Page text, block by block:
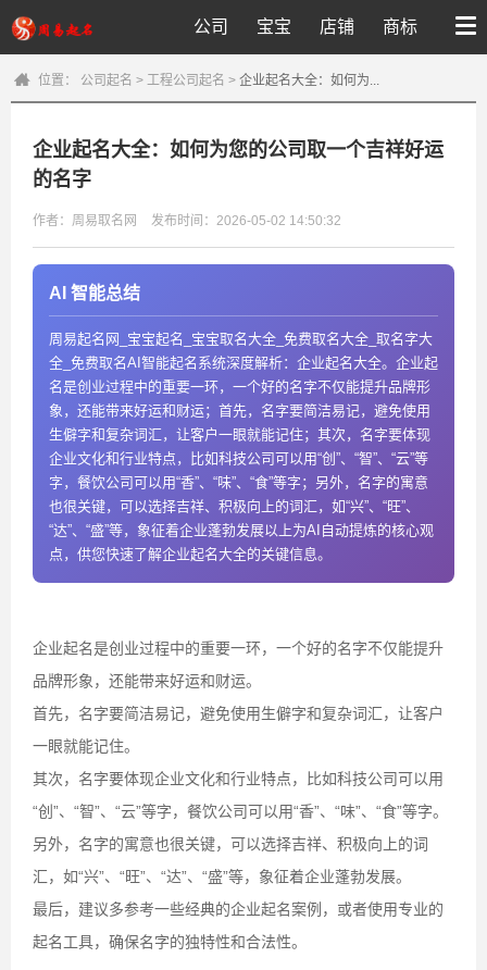
公司 宝宝 店铺 商标
位置： 公司起名 > 工程公司起名 > 企业起名大全：如何为...
企业起名大全：如何为您的公司取一个吉祥好运
的名字
作者：周易取名网 发布时间：2026-05-02 14:50:32
AI 智能总结
周易起名网_宝宝起名_宝宝取名大全_免费取名大全_取名字大
全_免费取名AI智能起名系统深度解析：企业起名大全。企业起
名是创业过程中的重要一环，一个好的名字不仅能提升品牌形
象，还能带来好运和财运；首先，名字要简洁易记，避免使用
生僻字和复杂词汇，让客户一眼就能记住；其次，名字要体现
企业文化和行业特点，比如科技公司可以用“创”、“智”、“云”等
字，餐饮公司可以用“香”、“味”、“食”等字；另外，名字的寓意
也很关键，可以选择吉祥、积极向上的词汇，如“兴”、“旺”、
“达”、“盛”等，象征着企业蓬勃发展以上为AI自动提炼的核心观
点，供您快速了解企业起名大全的关键信息。
企业起名是创业过程中的重要一环，一个好的名字不仅能提升
品牌形象，还能带来好运和财运。
首先，名字要简洁易记，避免使用生僻字和复杂词汇，让客户
一眼就能记住。
其次，名字要体现企业文化和行业特点，比如科技公司可以用
“创”、“智”、“云”等字，餐饮公司可以用“香”、“味”、“食”等字。
另外，名字的寓意也很关键，可以选择吉祥、积极向上的词
汇，如“兴”、“旺”、“达”、“盛”等，象征着企业蓬勃发展。
最后，建议多参考一些经典的企业起名案例，或者使用专业的
起名工具，确保名字的独特性和合法性。